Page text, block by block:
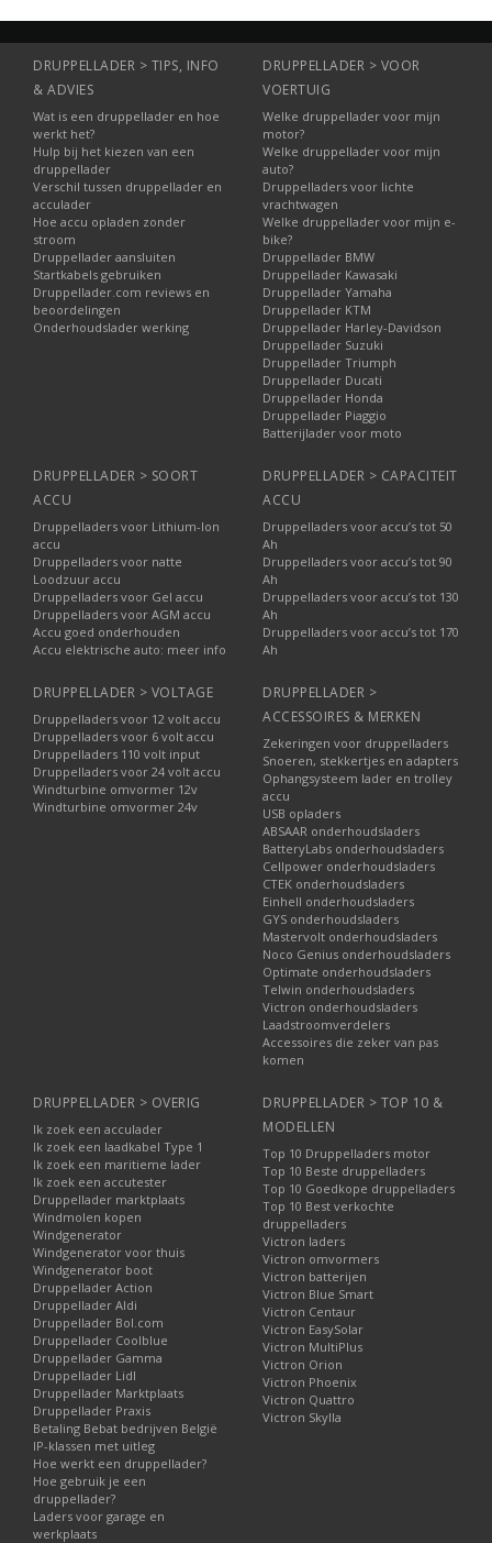
DRUPPELLADER > TIPS, INFO
& ADVIES
Wat is een druppellader en hoe
werkt het?
Hulp bij het kiezen van een
druppellader
Verschil tussen druppellader en
acculader
Hoe accu opladen zonder
stroom
Druppellader aansluiten
Startkabels gebruiken
Druppellader.com reviews en
beoordelingen
Onderhoudslader werking
DRUPPELLADER > VOOR
VOERTUIG
Welke druppellader voor mijn
motor?
Welke druppellader voor mijn
auto?
Druppelladers voor lichte
vrachtwagen
Welke druppellader voor mijn e-
bike?
Druppellader BMW
Druppellader Kawasaki
Druppellader Yamaha
Druppellader KTM
Druppellader Harley-Davidson
Druppellader Suzuki
Druppellader Triumph
Druppellader Ducati
Druppellader Honda
Druppellader Piaggio
Batterijlader voor moto
DRUPPELLADER > SOORT
ACCU
Druppelladers voor Lithium-Ion
accu
Druppelladers voor natte
Loodzuur accu
Druppelladers voor Gel accu
Druppelladers voor AGM accu
Accu goed onderhouden
Accu elektrische auto: meer info
DRUPPELLADER > CAPACITEIT
ACCU
Druppelladers voor accu’s tot 50
Ah
Druppelladers voor accu’s tot 90
Ah
Druppelladers voor accu’s tot 130
Ah
Druppelladers voor accu’s tot 170
Ah
DRUPPELLADER > VOLTAGE
Druppelladers voor 12 volt accu
Druppelladers voor 6 volt accu
Druppelladers 110 volt input
Druppelladers voor 24 volt accu
Windturbine omvormer 12v
Windturbine omvormer 24v
DRUPPELLADER >
ACCESSOIRES & MERKEN
Zekeringen voor druppelladers
Snoeren, stekkertjes en adapters
Ophangsysteem lader en trolley
accu
USB opladers
ABSAAR onderhoudsladers
BatteryLabs onderhoudsladers
Cellpower onderhoudsladers
CTEK onderhoudsladers
Einhell onderhoudsladers
GYS onderhoudsladers
Mastervolt onderhoudsladers
Noco Genius onderhoudsladers
Optimate onderhoudsladers
Telwin onderhoudsladers
Victron onderhoudsladers
Laadstroomverdelers
Accessoires die zeker van pas
komen
DRUPPELLADER > OVERIG
Ik zoek een acculader
Ik zoek een laadkabel Type 1
Ik zoek een maritieme lader
Ik zoek een accutester
Druppellader marktplaats
Windmolen kopen
Windgenerator
Windgenerator voor thuis
Windgenerator boot
Druppellader Action
Druppellader Aldi
Druppellader Bol.com
Druppellader Coolblue
Druppellader Gamma
Druppellader Lidl
Druppellader Marktplaats
Druppellader Praxis
Betaling Bebat bedrijven België
IP-klassen met uitleg
Hoe werkt een druppellader?
Hoe gebruik je een
druppellader?
Laders voor garage en
werkplaats
DRUPPELLADER > TOP 10 &
MODELLEN
Top 10 Druppelladers motor
Top 10 Beste druppelladers
Top 10 Goedkope druppelladers
Top 10 Best verkochte
druppelladers
Victron laders
Victron omvormers
Victron batterijen
Victron Blue Smart
Victron Centaur
Victron EasySolar
Victron MultiPlus
Victron Orion
Victron Phoenix
Victron Quattro
Victron Skylla